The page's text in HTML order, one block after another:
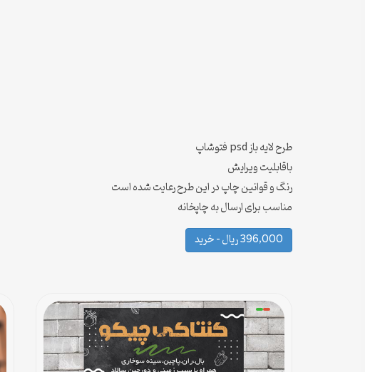
طرح لایه باز psd فتوشاپ
باقابلیت ویرایش
رنگ و قوانین چاپ در این طرح رعایت شده است
مناسب برای ارسال به چاپخانه
396,000 ریال – خرید